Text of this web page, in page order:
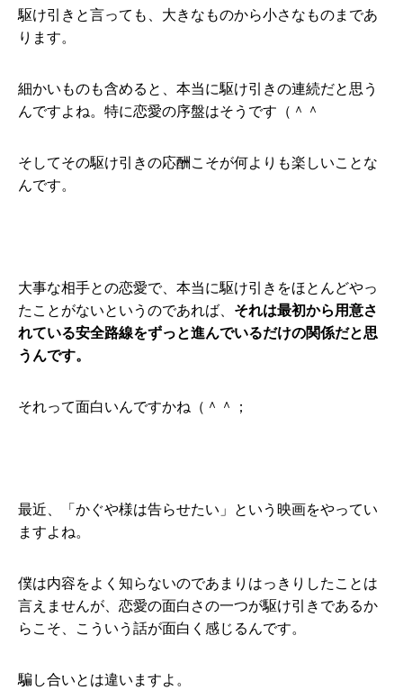
駆け引きと言っても、大きなものから小さなものまであ
ります。
細かいものも含めると、本当に駆け引きの連続だと思う
んですよね。特に恋愛の序盤はそうです（＾＾
そしてその駆け引きの応酬こそが何よりも楽しいことな
んです。
大事な相手との恋愛で、本当に駆け引きをほとんどやっ
たことがないというのであれば、 それは最初から用意さ
れている安全路線をずっと進んでいるだけの関係だと思
うんです。
それって面白いんですかね（＾＾；
最近、「かぐや様は告らせたい」という映画をやってい
ますよね。
僕は内容をよく知らないのであまりはっきりしたことは
言えませんが、恋愛の面白さの一つが駆け引きであるか
らこそ、こういう話が面白く感じるんです。
騙し合いとは違いますよ。